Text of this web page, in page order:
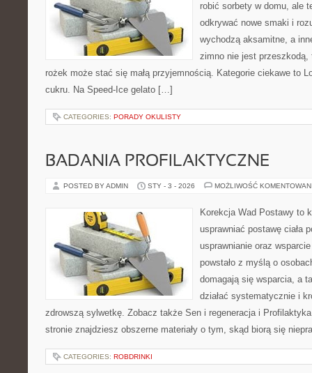
robić sorbety w domu, ale
odkrywać nowe smaki i
wychodzą aksamitne, a
zimno nie jest
rożek może stać się małą przyjemnością. Kategorie ciekawe to
cukru. Na Speed-Ice gelato […]
CATEGORIES: PORADY OKULISTY
BADANIA PROFILAKTYCZNE
POSTED BY ADMIN STY - 3 - 2026 MOŻLIWOŚĆ
Korekcja Wad Postawy to
usprawniać postawę ciała
usprawnianie oraz
powstało z myślą o
domagają się wsparcia, a
działać systematycznie i
zdrowszą sylwetkę. Zobacz także Sen i regeneracja i
stronie znajdziesz obszerne materiały o tym, skąd biorą się
CATEGORIES: ROBDRINKI